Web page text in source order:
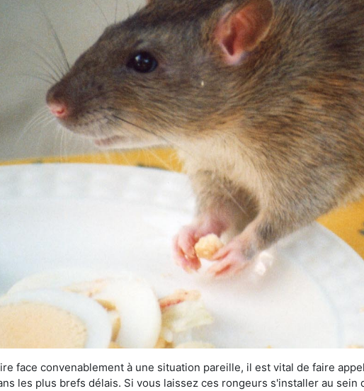
face convenablement à une situation pareille, il est vital de faire
les plus brefs délais. Si vous laissez ces rongeurs s'installer au